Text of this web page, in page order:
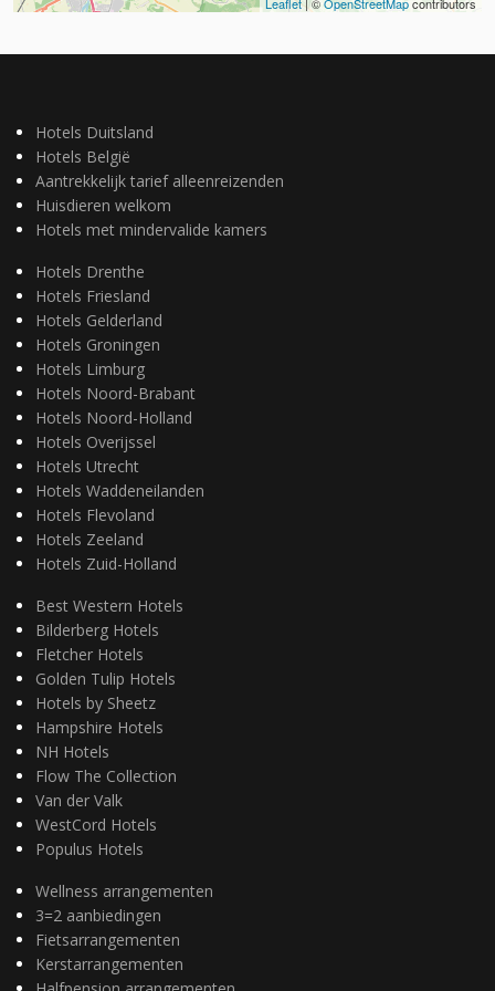
Hotels Duitsland
Hotels België
Aantrekkelijk tarief alleenreizenden
Huisdieren welkom
Hotels met mindervalide kamers
Hotels Drenthe
Hotels Friesland
Hotels Gelderland
Hotels Groningen
Hotels Limburg
Hotels Noord-Brabant
Hotels Noord-Holland
Hotels Overijssel
Hotels Utrecht
Hotels Waddeneilanden
Hotels Flevoland
Hotels Zeeland
Hotels Zuid-Holland
Best Western Hotels
Bilderberg Hotels
Fletcher Hotels
Golden Tulip Hotels
Hotels by Sheetz
Hampshire Hotels
NH Hotels
Flow The Collection
Van der Valk
WestCord Hotels
Populus Hotels
Wellness arrangementen
3=2 aanbiedingen
Fietsarrangementen
Kerstarrangementen